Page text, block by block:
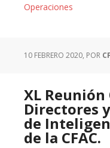
Operaciones
10 FEBRERO 2020, POR
XL
Directores
de
de la CFAC.